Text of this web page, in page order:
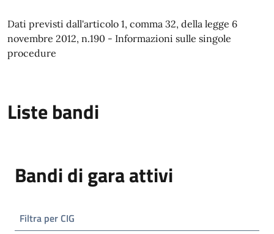
Dati previsti dall'articolo 1, comma 32, della legge 6
novembre 2012, n.190 - Informazioni sulle singole
procedure
Liste bandi
Bandi di gara attivi
Filtra per CIG